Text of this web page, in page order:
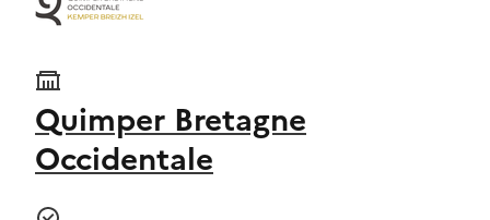
Quimper Bretagne
Occidentale